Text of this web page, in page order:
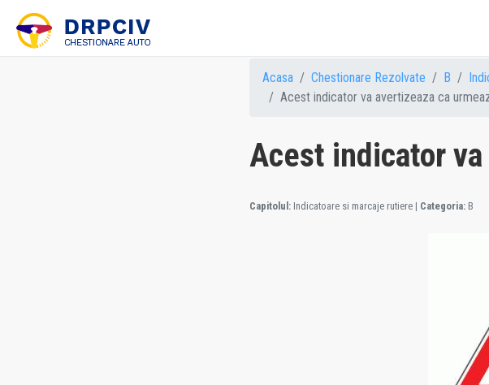
Acasa Chestionare Rezolvate B
Acest indicator va avertizeaza ca
Acest indicator
Capitolul: Indicatoare si marcaje rutiere | Categoria: B